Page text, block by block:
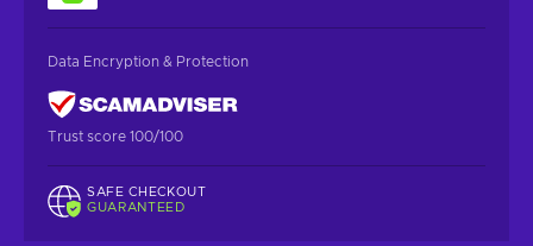
Data Encryption & Protection
Trust score 100/100
SAFE CHECKOUT
GUARANTEED